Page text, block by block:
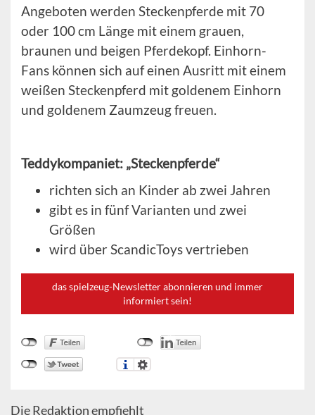
Angeboten werden Steckenpferde mit 70
oder 100 cm Länge mit einem grauen,
braunen und beigen Pferdekopf. Einhorn-
Fans können sich auf einen Ausritt mit einem
weißen Steckenpferd mit goldenem Einhorn
und goldenem Zaumzeug freuen.
Teddykompaniet: „Steckenpferde“
richten sich an Kinder ab zwei Jahren
gibt es in fünf Varianten und zwei
Größen
wird über ScandicToys vertrieben
das spielzeug-Newsletter abonnieren und immer
informiert sein!
Die Redaktion empfiehlt